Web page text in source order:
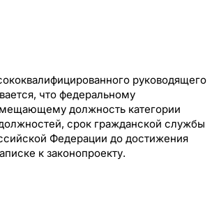
руководящего
что федеральному
должность категории
срок гражданской службы
Федерации до достижения
к законопроекту.